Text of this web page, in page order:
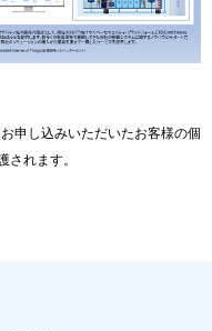
申し込みいただいたお客様の個
されます。